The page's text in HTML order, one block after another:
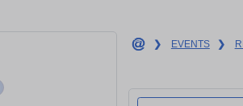
❯ EVENTS ❯